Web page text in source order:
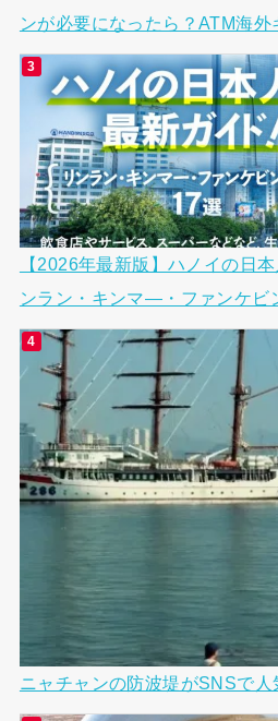
ンが必要になったら？ATM海外
【2026年最新版】ハノイの日
ンラン・キンマ―・ファンケビ
ニャチャンの防波堤がSNSで人